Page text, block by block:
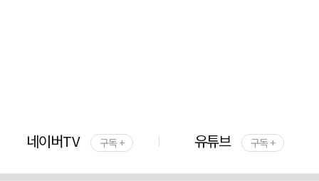
네이버TV 구독 + 유튜브 구독 +